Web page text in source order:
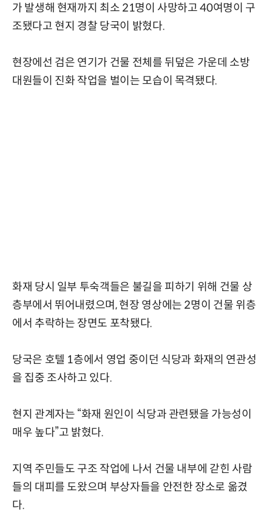
가 발생해 현재까지 최소 21명이 사망하고 40여명이 구
조됐다고 현지 경찰 당국이 밝혔다.
현장에선 검은 연기가 건물 전체를 뒤덮은 가운데 소방
대원들이 진화 작업을 벌이는 모습이 목격됐다.
화재 당시 일부 투숙객들은 불길을 피하기 위해 건물 상
층부에서 뛰어내렸으며, 현장 영상에는 2명이 건물 위층
에서 추락하는 장면도 포착됐다.
당국은 호텔 1층에서 영업 중이던 식당과 화재의 연관성
을 집중 조사하고 있다.
현지 관계자는 “화재 원인이 식당과 관련됐을 가능성이
매우 높다”고 밝혔다.
지역 주민들도 구조 작업에 나서 건물 내부에 갇힌 사람
들의 대피를 도왔으며 부상자들을 안전한 장소로 옮겼
다.